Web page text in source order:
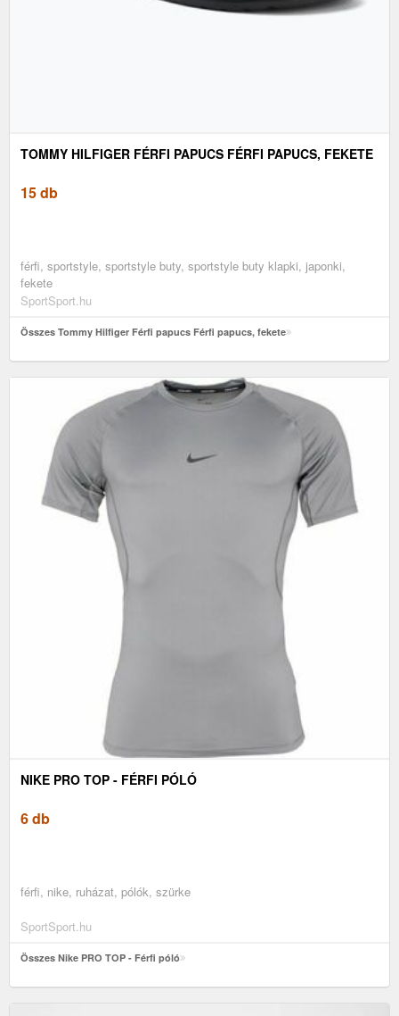
TOMMY HILFIGER FÉRFI PAPUCS FÉRFI PAPUCS, FEKETE
15 db
férfi, sportstyle, sportstyle buty, sportstyle buty klapki, japonki,
fekete
SportSport.hu
Összes Tommy Hilfiger Férfi papucs Férfi papucs, fekete
NIKE PRO TOP - FÉRFI PÓLÓ
6 db
férfi, nike, ruházat, pólók, szürke
SportSport.hu
Összes Nike PRO TOP - Férfi póló